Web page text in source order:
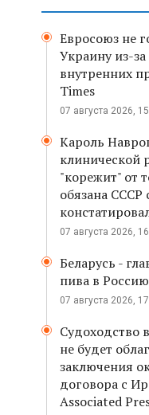
Евросоюз не
Украину из-
внутренних
Times
07 августа 2026,
Кароль
клинической
"корежит" от
обязана СССР
07 августа 2026,
Беларусь -
пива в Россию
07 августа 2026,
Судоходство
не будет
заключения
договора с
Associated